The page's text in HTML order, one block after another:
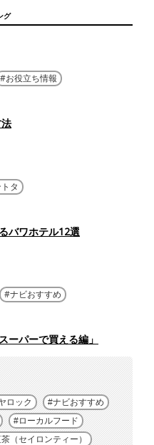
グ
お役立ち情報
タ
バワホテル12選
ナビおすすめ
ーパーで買える編」
ロック
ナビおすすめ
ローカルフード
（セイロンティー）